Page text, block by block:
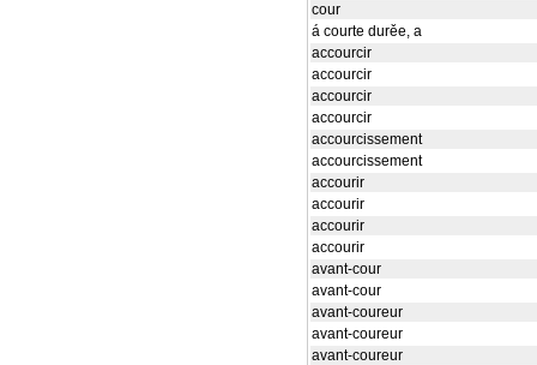
cour
á courte durěe, a
accourcir
accourcir
accourcir
accourcir
accourcissement
accourcissement
accourir
accourir
accourir
accourir
avant-cour
avant-cour
avant-coureur
avant-coureur
avant-coureur